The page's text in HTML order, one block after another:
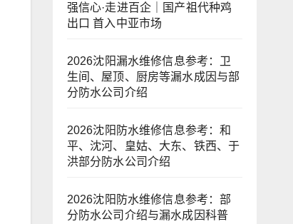
强信心·走进百企｜国产祖代种鸡
出口 首入中亚市场
2026沈阳漏水维修信息参考：卫
生间、屋顶、厨房等漏水成因与部
分防水公司介绍
2026沈阳防水维修信息参考：和
平、沈河、皇姑、大东、铁西、于
洪部分防水公司介绍
2026沈阳防水维修信息参考：部
分防水公司介绍与漏水成因科普